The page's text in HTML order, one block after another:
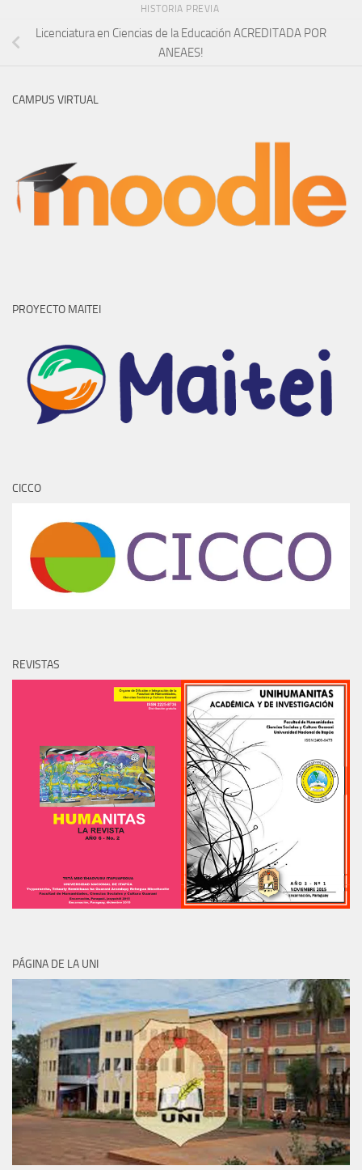
HISTORIA PREVIA
Licenciatura en Ciencias de la Educación ACREDITADA POR
ANEAES!
CAMPUS VIRTUAL
PROYECTO MAITEI
CICCO
REVISTAS
PÁGINA DE LA UNI